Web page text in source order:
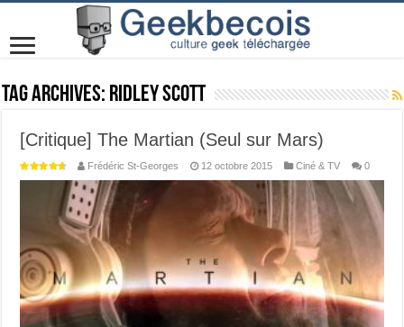
Tag Archives: Ridley Scott
[Critique] The Martian (Seul sur Mars)
Frédéric St-Georges 12 octobre 2015 Ciné & TV 0